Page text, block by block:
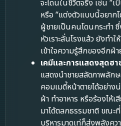
จะโดนในชีวิตจริง เช่น “
หรือ “แต่งตัวแบบนี้อยาก
ผู้ชายเป็นคนโดนกระทำ
หัวเราะลั่นโรงแล้ว ยังทำ
เข้าใจความรู้สึกของอีกฝ่
เคมีและการแสดงสุดฮ
แสดงนำชายสลัดภาพลัก
คอมเมดี้หน้าตายได้อย่าง
ผ้า ทำอาหาร หรือร้องไห้
มาได้ตลกธรรมชาติ ขณ
บริหารมาดเท่ก็ส่งพลังค